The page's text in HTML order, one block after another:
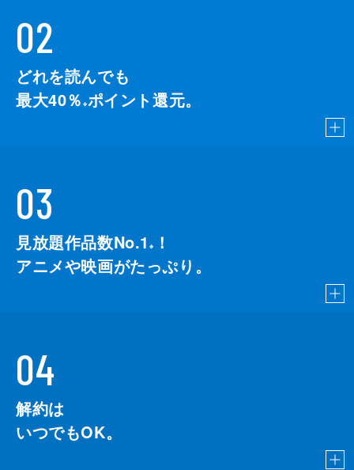
02
どれを読んでも
最大40％ ※ポイント還元。
03
見放題作品数No.1 ※
！
アニメや映画がたっぷり。
04
解約は
いつでもOK。